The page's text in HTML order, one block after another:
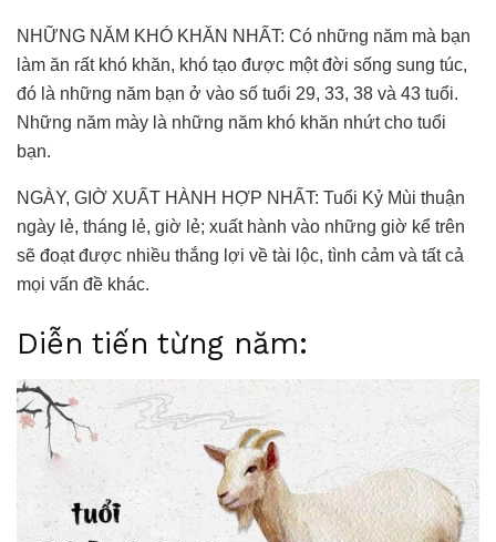
NHỮNG NĂM KHÓ KHĂN NHẤT: Có những năm mà bạn
làm ăn rất khó khăn, khó tạo được một đời sống sung túc,
đó là những năm bạn ở vào số tuổi 29, 33, 38 và 43 tuổi.
Những năm mày là những năm khó khăn nhứt cho tuổi
bạn.
NGÀY, GIỜ XUẤT HÀNH HỢP NHẤT: Tuổi Kỷ Mùi thuận
ngày lẻ, tháng lẻ, giờ lẻ; xuất hành vào những giờ kể trên
sẽ đoạt được nhiều thắng lợi về tài lộc, tình cảm và tất cả
mọi vấn đề khác.
Diễn tiến từng năm: